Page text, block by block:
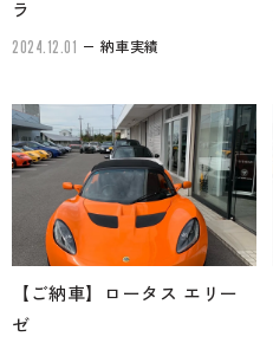
ラ
2024.12.01 納車実績
【ご納車】ロータス エリー
ゼ